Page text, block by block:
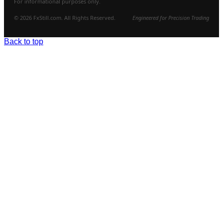
© 2026 FxStill.com. All Rights Reserved. Engineered for Precision Trading
Back to top